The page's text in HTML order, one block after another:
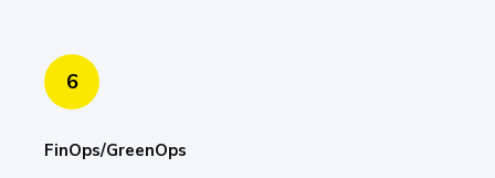
6
FinOps/GreenOps